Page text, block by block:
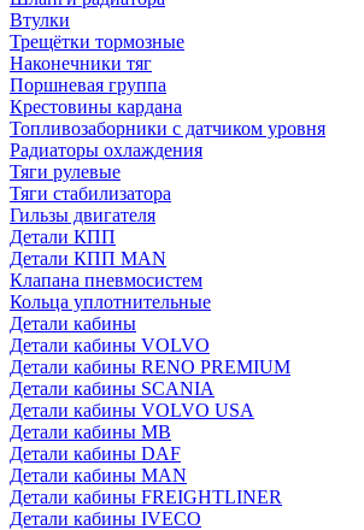
Втулки
Трещётки тормозные
Наконечники тяг
Поршневая группа
Крестовины кардана
Топливозаборники с датчиком уровня
Радиаторы охлаждения
Тяги рулевые
Тяги стабилизатора
Гильзы двигателя
Детали КПП
Детали КПП MAN
Клапана пневмосистем
Кольца уплотнительные
Детали кабины
Детали кабины VOLVO
Детали кабины RENO PREMIUM
Детали кабины SCANIA
Детали кабины VOLVO USA
Детали кабины MB
Детали кабины DAF
Детали кабины MAN
Детали кабины FREIGHTLINER
Детали кабины IVECO